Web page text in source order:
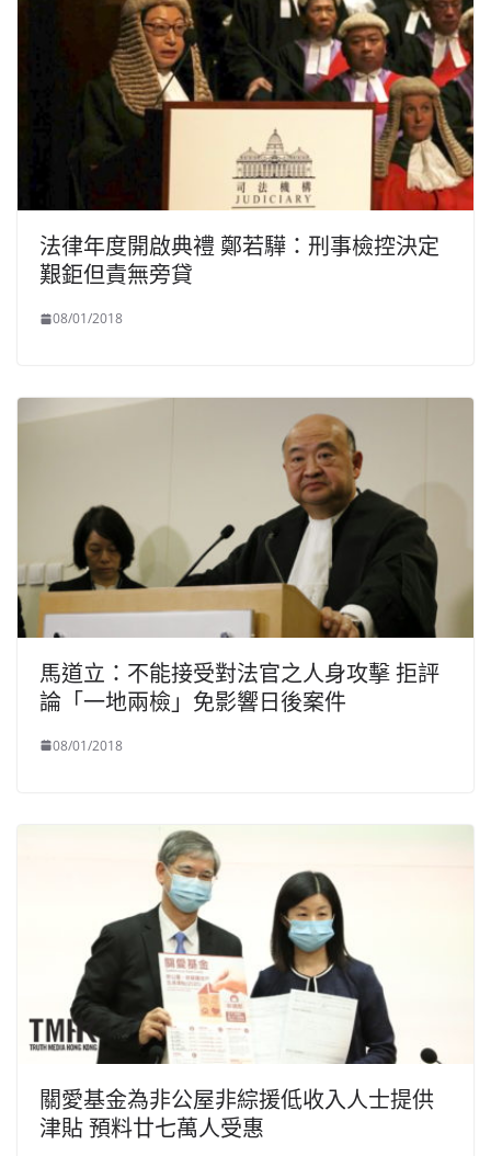
法律年度開啟典禮 鄭若驊：刑事檢控決定
艱鉅但責無旁貸
08/01/2018
馬道立：不能接受對法官之人身攻擊 拒評
論「一地兩檢」免影響日後案件
08/01/2018
關愛基金為非公屋非綜援低收入人士提供
津貼 預料廿七萬人受惠